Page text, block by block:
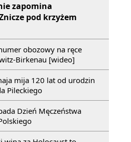
zapomina
pod krzyżem
obozowy na ręce
Birkenau [wideo]
mija 120 lat od urodzin
Pileckiego
Dzień Męczeństwa